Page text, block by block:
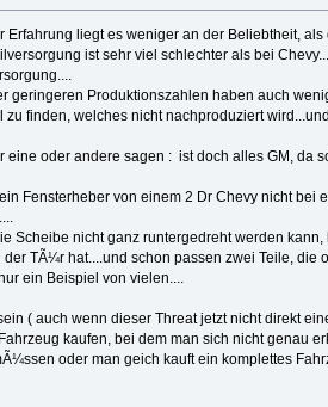
Erfahrung liegt es weniger an der Beliebtheit,
ist sehr viel schlechter als bei
geringeren Produktionszahlen haben auch
zu finden, welches nicht nachproduziert
eine oder andere sagen : ist doch alles GM, da
Fensterheber von einem 2 Dr Chevy nicht
Scheibe nicht ganz runtergedreht werden
der TÃ¼r hat....und schon passen zwei Teile, die
ein Beispiel von vielen....
( auch wenn dieser Threat jetzt nicht direkt
kaufen, bei dem man sich nicht genau
oder man geich kauft ein komplettes